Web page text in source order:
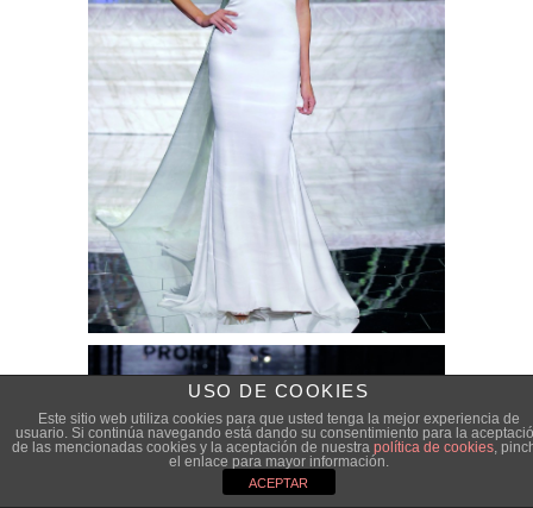
USO DE COOKIES
Este sitio web utiliza cookies para que usted tenga la mejor experiencia de
usuario. Si continúa navegando está dando su consentimiento para la
de las mencionadas cookies y la aceptación de nuestra política de cookies,
el enlace para mayor información.
ACEPTAR